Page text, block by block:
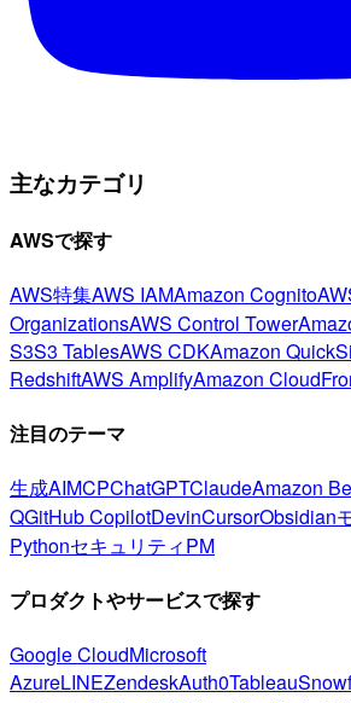
主なカテゴリ
AWSで探す
AWS特集AWS IAMAmazon Cognito
OrganizationsAWS Control Tower
S3S3 TablesAWS CDKAmazon
RedshiftAWS AmplifyAmazon
注目のテーマ
生成AIMCPChatGPTClaudeAmazon
QGitHub CopilotDevinCursorObsidian
PythonセキュリティPM
プロダクトやサービスで探す
Google CloudMicrosoft
AzureLINEZendeskAuth0Tableau